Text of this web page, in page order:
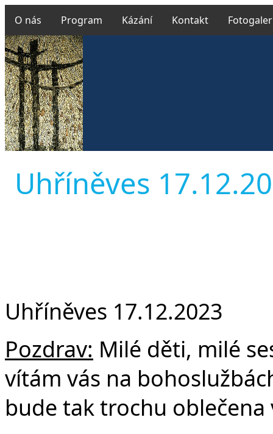
O nás Program Kázání Kontakt
Uhříněves
Uhříněves 17.12.2023
Pozdrav: Milé děti, milé
vítám vás na
bude tak trochu